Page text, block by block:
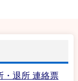
・退所 連絡票